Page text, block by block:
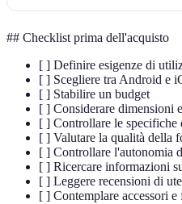
## Checklist prima dell'acquisto
[ ] Definire esigenze di
[ ] Scegliere tra Android e
[ ] Stabilire un budget
[ ] Considerare dimensioni
[ ] Controllare le specifiche
[ ] Valutare la qualità della
[ ] Controllare l'autonomia
[ ] Ricercare informazioni
[ ] Leggere recensioni di
[ ] Contemplare accessori